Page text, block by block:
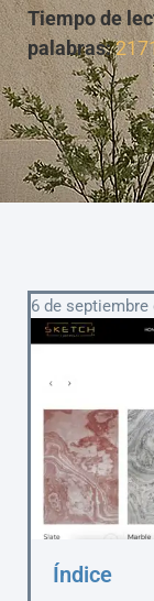
Tiempo de
palabras:
6 de septiembre
Índice